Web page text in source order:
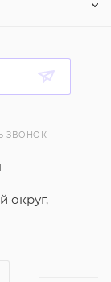
ЗВОНОК
округ,